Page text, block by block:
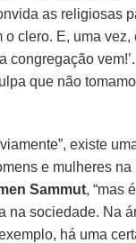
as religiosas
o clero. E, uma vez,
congregação
que não
existe
e mulheres na
Sammut, “mas
na sociedade. Na
há uma